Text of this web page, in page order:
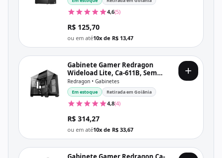
4,6(5)
R$ 125,70
ou em até10x de R$ 13,47
Gabinete Gamer Redragon
Wideload Lite, Ca-611B, Sem
Fonte, Sem Fan, Lateral De Vidro,
Preto
Redragon • Gabinetes
Em estoque Retirada em Goiânia
4,8(4)
R$ 314,27
ou em até10x de R$ 33,67